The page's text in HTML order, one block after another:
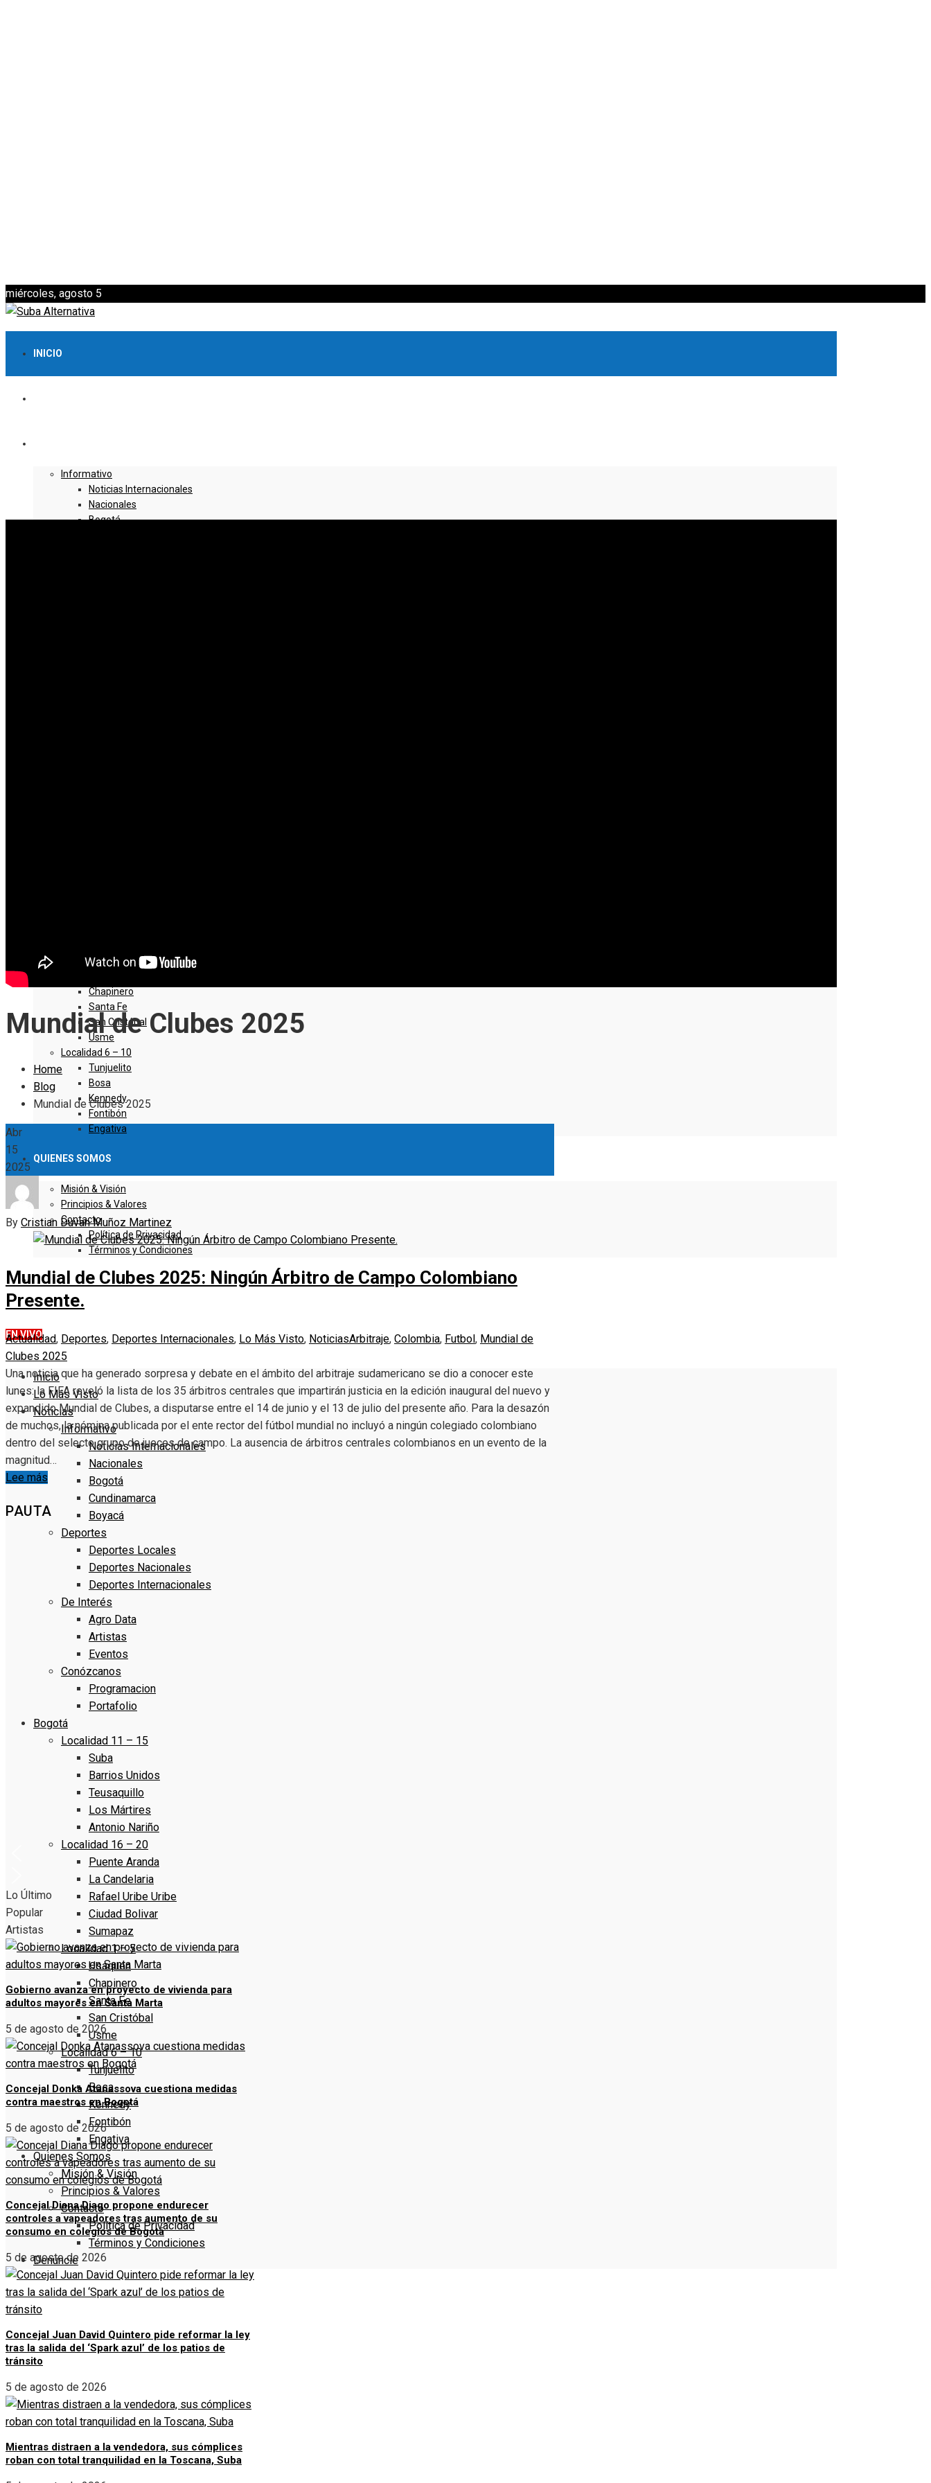
miércoles, agosto 5
INICIO
Informativo
Noticias Internacionales
Nacionales
Bogotá
Localidad 1 – 5
Chapinero
Santa Fe
San Cristóbal
Usme
Localidad 6 – 10
Tunjuelito
Bosa
Kennedy
Fontibón
Engativa
QUIENES SOMOS
Misión & Visión
Principios & Valores
Contacto
Política de Privacidad
Términos y Condiciones
DENUNCIE
EN VIVO
Inicio
Lo Más Visto
Noticias
Informativo
Noticias Internacionales
Nacionales
Bogotá
Cundinamarca
Boyacá
Deportes
Deportes Locales
Deportes Nacionales
Deportes Internacionales
De Interés
Agro Data
Artistas
Eventos
Conózcanos
Programacion
Portafolio
Bogotá
Localidad 11 – 15
Suba
Barrios Unidos
Teusaquillo
Los Mártires
Antonio Nariño
Localidad 16 – 20
Puente Aranda
La Candelaria
Rafael Uribe Uribe
Ciudad Bolivar
Sumapaz
Localidad 1 – 5
Usaquen
Chapinero
Santa Fe
San Cristóbal
Usme
Localidad 6 – 10
Tunjuelito
Bosa
Kennedy
Fontibón
Engativa
Quienes Somos
Misión & Visión
Principios & Valores
Contacto
Política de Privacidad
Términos y Condiciones
Denuncie
Mundial de Clubes 2025
Home
Blog
Mundial de Clubes 2025
Abr
15
2025
By Cristian Duvan Muñoz Martinez
Mundial de Clubes 2025: Ningún Árbitro de Campo Colombiano
Presente.
Actualidad, Deportes, Deportes Internacionales, Lo Más Visto, NoticiasArbitraje, Colombia, Futbol, Mundial de
Clubes 2025
Una noticia que ha generado sorpresa y debate en el ámbito del arbitraje sudamericano se dio a conocer este
lunes: la FIFA reveló la lista de los 35 árbitros centrales que impartirán justicia en la edición inaugural del nuevo y
expandido Mundial de Clubes, a disputarse entre el 14 de junio y el 13 de julio del presente año. Para la desazón
de muchos, la nómina publicada por el ente rector del fútbol mundial no incluyó a ningún colegiado colombiano
dentro del selecto grupo de jueces de campo. La ausencia de árbitros centrales colombianos en un evento de la
magnitud…
Lee más
PAUTA
Lo Último
Popular
Artistas
Gobierno avanza en proyecto de vivienda para
adultos mayores en Santa Marta
5 de agosto de 2026
Concejal Donka Atanassova cuestiona medidas
contra maestros en Bogotá
5 de agosto de 2026
Concejal Diana Diago propone endurecer
controles a vapeadores tras aumento de su
consumo en colegios de Bogotá
5 de agosto de 2026
Concejal Juan David Quintero pide reformar la ley
tras la salida del ‘Spark azul’ de los patios de
tránsito
5 de agosto de 2026
Mientras distraen a la vendedora, sus cómplices
roban con total tranquilidad en la Toscana, Suba